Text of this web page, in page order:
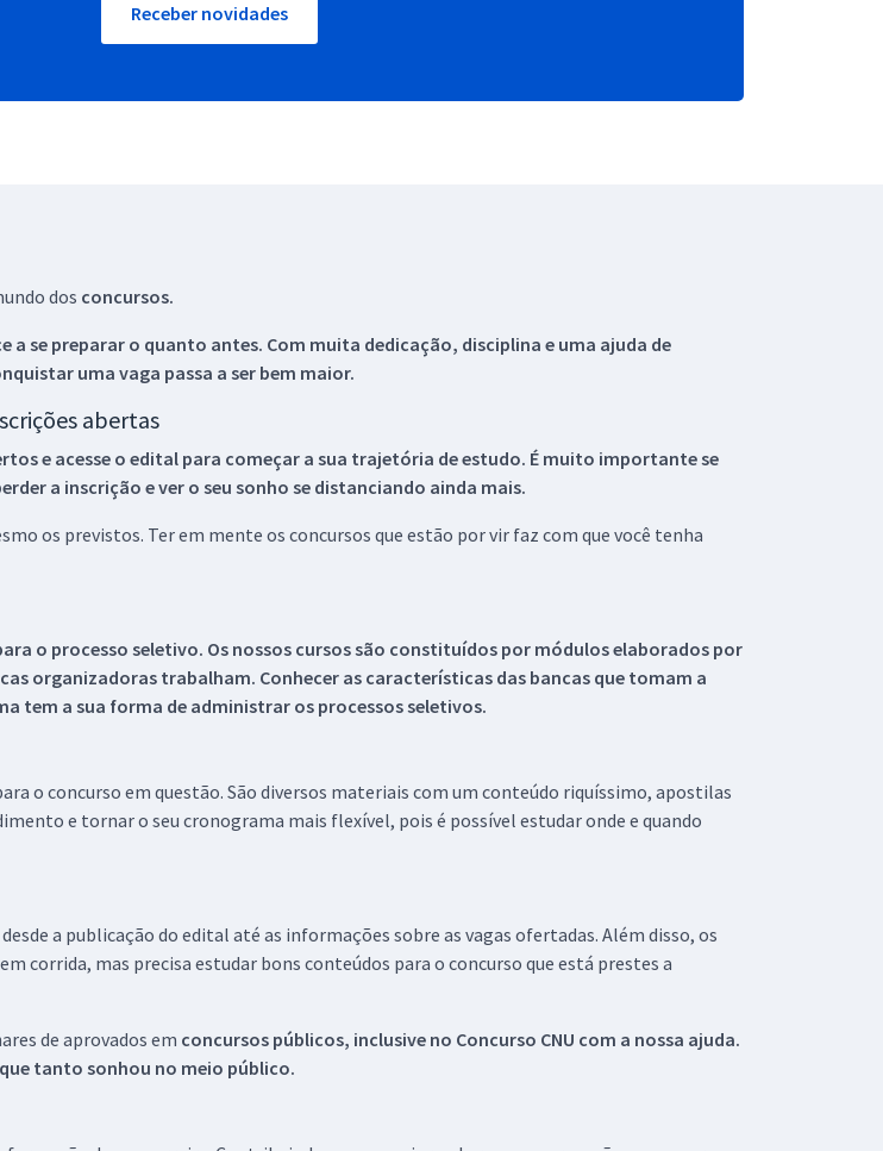
Receber novidades
dos concursos.
a se preparar o quanto antes. Com muita dedicação, disciplina e uma ajuda de
uma vaga passa a ser bem maior.
abertas
e acesse o edital para começar a sua trajetória de estudo. É muito importante se
a inscrição e ver o seu sonho se distanciando ainda mais.
os previstos. Ter em mente os concursos que estão por vir faz com que você tenha
o processo seletivo. Os nossos cursos são constituídos por módulos elaborados por
organizadoras trabalham. Conhecer as características das bancas que tomam a
tem a sua forma de administrar os processos seletivos.
o concurso em questão. São diversos materiais com um conteúdo riquíssimo, apostilas
e tornar o seu cronograma mais flexível, pois é possível estudar onde e quando
a publicação do edital até as informações sobre as vagas ofertadas. Além disso, os
corrida, mas precisa estudar bons conteúdos para o concurso que está prestes a
de aprovados em concursos públicos, inclusive no Concurso CNU com a nossa ajuda.
tanto sonhou no meio público.